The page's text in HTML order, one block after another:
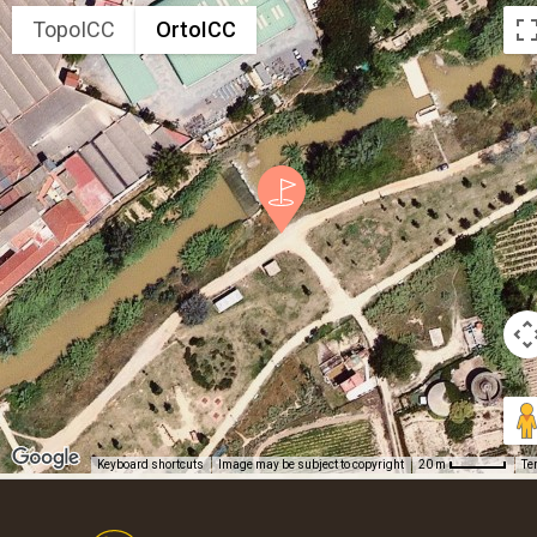
TopoICC OrtoICC
Keyboard shortcuts Image may be subject to copyright 20 m